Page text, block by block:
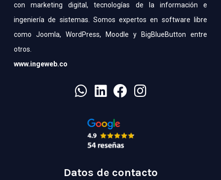
con marketing digital, tecnologías de la información e
ingeniería de sistemas. Somos expertos en software libre
como Joomla, WordPress, Moodle y BigBlueButton entre
otros.
www.ingeweb.co
Datos de contacto